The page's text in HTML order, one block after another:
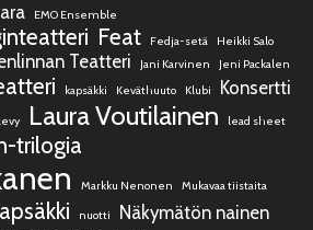
EMO Ensemble
Feat Fedja-setä
Heikki Salo
Teatteri Jani Karvinen
Jeni Packalen
kapsäkki Keväthuuto Klubi
Konsertti
Laura Voutilainen lead sheet
trilogia
Markku Nenonen Mukavaa tiistaita
nuotti
Näkymätön nainen